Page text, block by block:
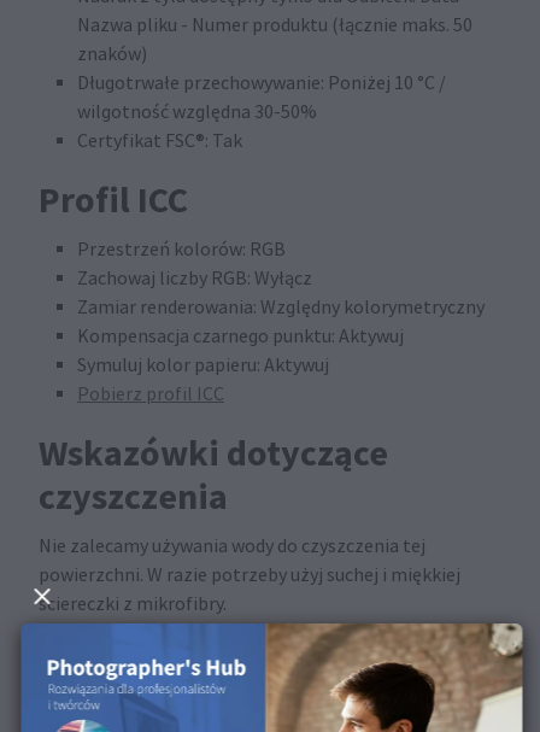
Nazwa pliku - Numer produktu (łącznie maks. 50
znaków)
Długotrwałe przechowywanie: Poniżej 10 °C /
wilgotność względna 30-50%
Certyfikat FSC®: Tak
Profil ICC
Przestrzeń kolorów: RGB
Zachowaj liczby RGB: Wyłącz
Zamiar renderowania: Względny kolorymetryczny
Kompensacja czarnego punktu: Aktywuj
Symuluj kolor papieru: Aktywuj
Pobierz profil ICC
Wskazówki dotyczące
czyszczenia
Nie zalecamy używania wody do czyszczenia tej
powierzchni. W razie potrzeby użyj suchej i miękkiej
ściereczki z mikrofibry.
Dostępne w następujących
produktach